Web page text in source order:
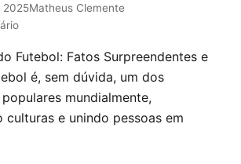
2025Matheus Clemente
Futebol: Fatos Surpreendentes e
é, sem dúvida, um dos
mundialmente,
culturas e unindo pessoas em